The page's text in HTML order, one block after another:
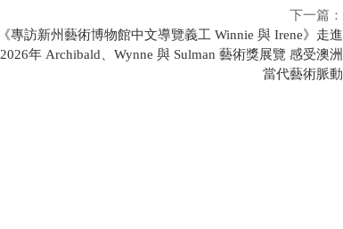
下一篇：
《專訪新州藝術博物館中文導覽義工 Winnie 與 Irene》走進
2026年 Archibald、Wynne 與 Sulman 藝術獎展覽 感受澳洲
當代藝術脈動